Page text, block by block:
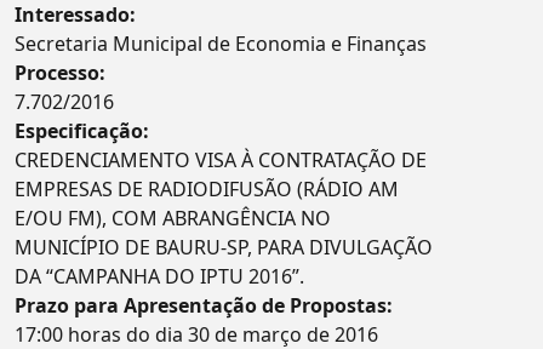
Interessado:
Secretaria Municipal de Economia e Finanças
Processo:
7.702/2016
Especificação:
CREDENCIAMENTO VISA À CONTRATAÇÃO DE
EMPRESAS DE RADIODIFUSÃO (RÁDIO AM
E/OU FM), COM ABRANGÊNCIA NO
MUNICÍPIO DE BAURU-SP, PARA DIVULGAÇÃO
DA “CAMPANHA DO IPTU 2016”.
Prazo para Apresentação de Propostas:
17:00 horas do dia 30 de março de 2016